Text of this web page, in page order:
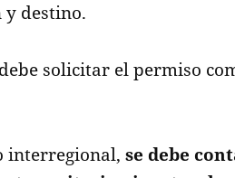
y destino.
solicitar el permiso
interregional,se debe